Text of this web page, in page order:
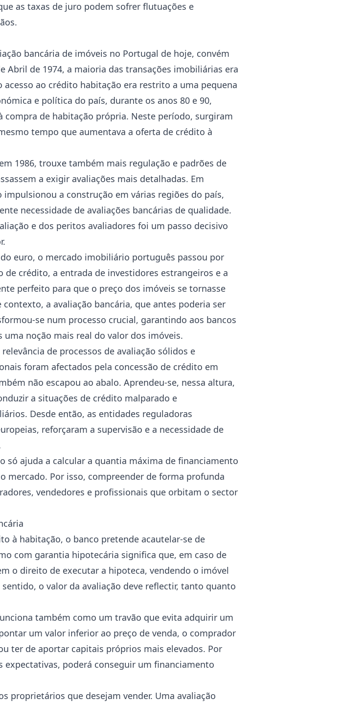
as taxas de juro podem sofrer flutuações e
bancária de imóveis no Portugal de hoje, convém
Abril de 1974, a maioria das transações imobiliárias era
ao crédito habitação era restrito a uma pequena
e política do país, durante os anos 80 e 90,
compra de habitação própria. Neste período, surgiram
tempo que aumentava a oferta de crédito à
1986, trouxe também mais regulação e padrões de
a exigir avaliações mais detalhadas. Em
a construção em várias regiões do país,
necessidade de avaliações bancárias de qualidade.
e dos peritos avaliadores foi um passo decisivo
euro, o mercado imobiliário português passou por
crédito, a entrada de investidores estrangeiros e a
perfeito para que o preço dos imóveis se tornasse
a avaliação bancária, que antes poderia ser
se num processo crucial, garantindo aos bancos
noção mais real do valor dos imóveis.
de processos de avaliação sólidos e
foram afectados pela concessão de crédito em
não escapou ao abalo. Aprendeu-se, nessa altura,
a situações de crédito malparado e
Desde então, as entidades reguladoras
reforçaram a supervisão e a necessidade de
só ajuda a calcular a quantia máxima de financiamento
mercado. Por isso, compreender de forma profunda
vendedores e profissionais que orbitam o sector
à habitação, o banco pretende acautelar-se de
com garantia hipotecária significa que, em caso de
o direito de executar a hipoteca, vendendo o imóvel
o valor da avaliação deve reflectir, tanto quanto
também como um travão que evita adquirir um
um valor inferior ao preço de venda, o comprador
ter de aportar capitais próprios mais elevados. Por
expectativas, poderá conseguir um financiamento
proprietários que desejam vender. Uma avaliação